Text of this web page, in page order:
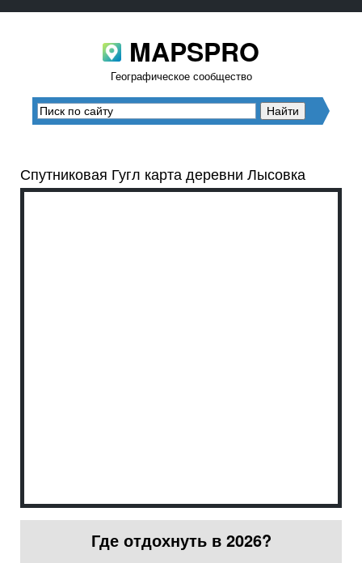
MAPSPRO
Географическое сообщество
Спутниковая Гугл карта деревни Лысовка
Где отдохнуть в 2026?